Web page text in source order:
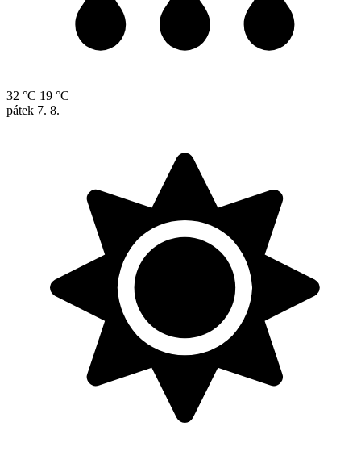
32 °C 19 °C
pátek 7. 8.